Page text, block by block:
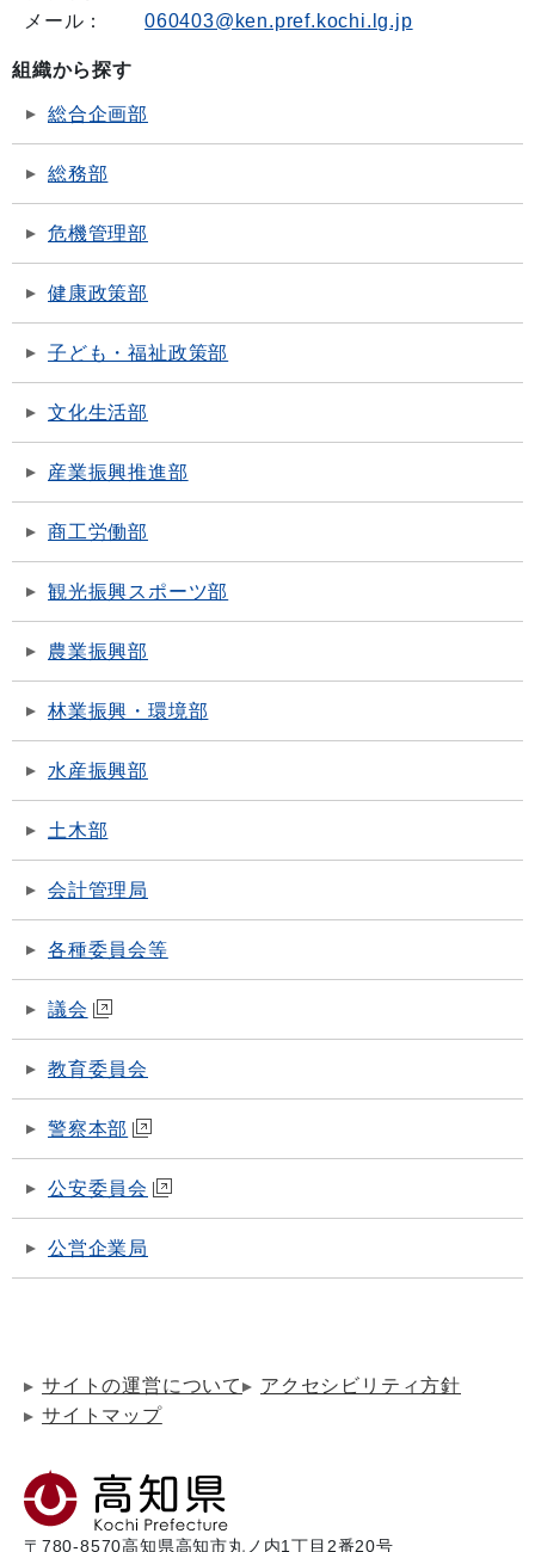
メール：
060403@ken.pref.kochi.lg.jp
組織から探す
総合企画部
総務部
危機管理部
健康政策部
子ども・福祉政策部
文化生活部
産業振興推進部
商工労働部
観光振興スポーツ部
農業振興部
林業振興・環境部
水産振興部
土木部
会計管理局
各種委員会等
議会
教育委員会
警察本部
公安委員会
公営企業局
サイトの運営について
アクセシビリティ方針
サイトマップ
〒780-8570高知県高知市丸ノ内1丁目2番20号